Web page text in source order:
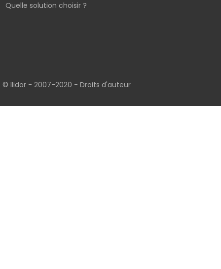
Quelle solution choisir ?
© Ilidor - 2007-2020 - Droits d'auteur